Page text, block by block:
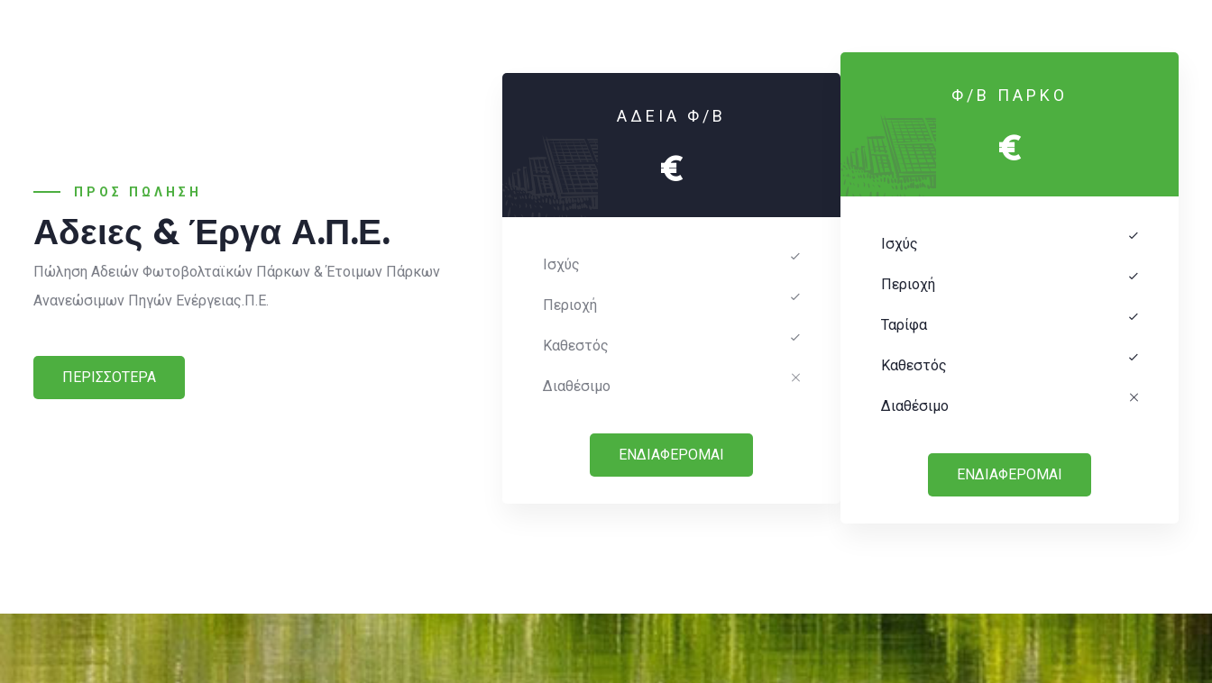
ΠΡΟΣ ΠΩΛΗΣΗ
Αδειες & Έργα Α.Π.Ε.
Πώληση Αδειών Φωτοβολταϊκών Πάρκων & Έτοιμων Πάρκων
Ανανεώσιμων Πηγών Ενέργειας.Π.Ε.
ΠΕΡΙΣΣΟΤΕΡΑ
ΑΔΕΙΑ Φ/Β
€
Ισχύς
Περιοχή
Καθεστός
Διαθέσιμο
ΕΝΔΙΑΦΕΡΟΜΑΙ
Φ/Β ΠΑΡΚΟ
€
Ισχύς
Περιοχή
Ταρίφα
Καθεστός
Διαθέσιμο
ΕΝΔΙΑΦΕΡΟΜΑΙ